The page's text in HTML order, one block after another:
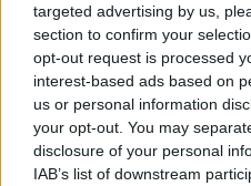
targeted advertising by us,
section to confirm your
opt-out request is processed
interest-based ads based on
us or personal information
your opt-out. You may
disclosure of your personal
IAB’s list of downstream
Disgrâce de l’ex-prince
III, ce membre de la
dos en premier
18 mai 2026